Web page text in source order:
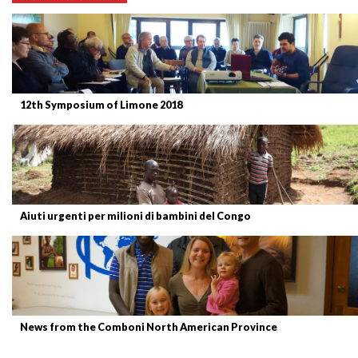
12th Symposium of Limone 2018
Aiuti urgenti per milioni di bambini del Congo
News from the Comboni North American Province